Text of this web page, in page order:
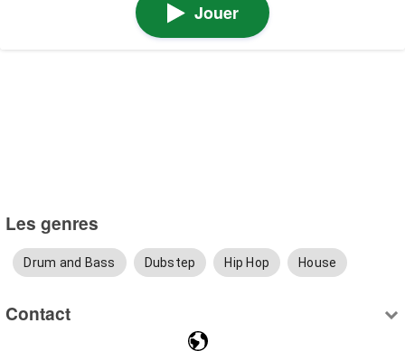
Jouer
Les genres
Drum and Bass Dubstep Hip Hop House
Contact